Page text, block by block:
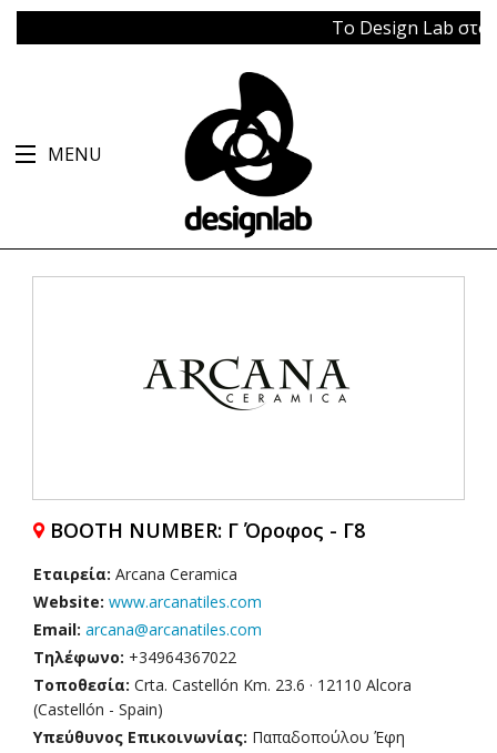
Το Design Lab στο
MENU
BOOTH NUMBER: Γ Όροφος - Γ8
Εταιρεία: Arcana Ceramica
Website: www.arcanatiles.com
Email: arcana@arcanatiles.com
Τηλέφωνο: +34964367022
Τοποθεσία: Crta. Castellón Km. 23.6 · 12110 Alcora
(Castellón - Spain)
Υπεύθυνος Επικοινωνίας: Παπαδοπούλου Έφη